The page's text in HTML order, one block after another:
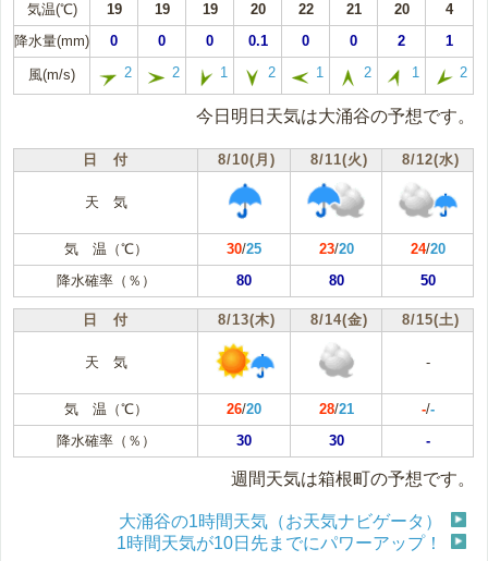
気温(℃) 19 19 19 20 22 21 20
4
降水量(mm)
0 0 0 0.1 0 0 2 1
風(m/s) 2 2 1 2 1 2 1 2
今日明日天気は大涌谷の予想です。
日 付 8/10(月) 8/11(火) 8/12(水)
天 気
気 温（℃） 30/25 23/20 24/20
降水確率（％）
80 80 50
日 付 8/13(木) 8/14(金) 8/15(土)
天 気 -
気 温（℃） 26/20 28/21 -/-
降水確率（％）
30 30 -
週間天気は箱根町の予想です。
大涌谷の1時間天気（お天気ナビゲータ）
1時間天気が10日先までにパワーアップ！